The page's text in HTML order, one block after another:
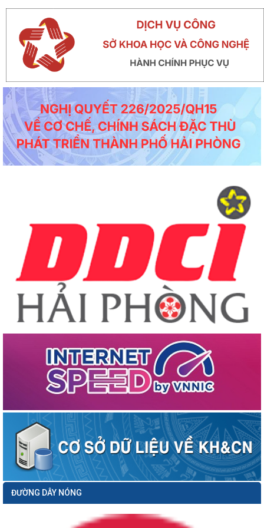
nâng cấp, cải tiến hệ thống...
Thông báo số 370-TB/TU ngày 06/5/2026 ý kiến của Thường trực Thành ủy về
công tác chuẩn bị tổ chức...
Thông báo số 594/TB-SKHCN ngày 05/5/2026 Kết luận Hội nghị đối thoại và giải
quyết kiến nghị của...
Công văn số 4621/SYT-CCDSTE ngày 05/5/2026 của Sở Y tế về việc tăng cường
đảm bảo an toàn, phòng...
Công văn số 3817/STC-ĐKKD&QLDN ngày 04/5/2026 của Sở Tài chính về việc
tuyên truyền, phổ biến kêu...
Công văn số 1524/SKHCN-HTS&CNg ngày 22/4/2026 Quyết định ban hành Quy
chế phối hợp trong hoạt động...
Công văn số 65-CV/BTGDVĐU ngày 27/3/2026 của Ban tuyên giáo và Dân vận
về việc tuyên truyền kỷ niệm...
Thông báo số 139/TB-BKHCN ngày 10/4/2026 của Bộ Khoa học và Công nghệ
về việc tiệp nhận hồ sơ đề...
Công văn số 1379/SKHCN-HTS&CNg ngày 14/4/2026 về việc xin ý kiến về hồ sơ
dự thảo Quyết định ban...
Dự thảo Quyết định ban hành Quy định tổ chức Hội thi sáng tạo kỹ thuật, Cuộc
thi sáng tạo thanh...
Công văn số 1306/SKHCN-VP ngày 09/4/2026 về việc tham gia lấy ý kiến về hồ
sơ dự thảo Quyết định...
Thông báo số 379/TB-SKHCN ngày 01/4/2026 về việc mời chào giá thực hiện
nhiệm vụ: Lập kế hoạch ứng...
Công văn số 3378/VP-NC ngày 31/3/2026 của Văn phòng Ủy ban nhân dân
thành phố về việc hưởng ứng...
hồ sơ dự thảo Quyết định...
Thông báo số 345/TB-SKHCN ngày 26/3/2026 Tuyển chọn dự án khởi nghiệp
sáng tạo để ươm tạo, hỗ trợ...
Thông báo số 09/TB-TTTT ngày 16/03/2026 về việc Công khai danh sách nâng
bậc lương trước thời hạn...
Thông báo số 279/TB-SKHCN ngày 16/3/2026 Tổ chức Hội nghị đối thoại và giải
quyết kiến nghị của...
Công văn số 849/SKHCN-HTS&CNg ngày 12/3/2026 về việc tham gia ý kiến vào
ĐƯỜNG DÂY NÓNG